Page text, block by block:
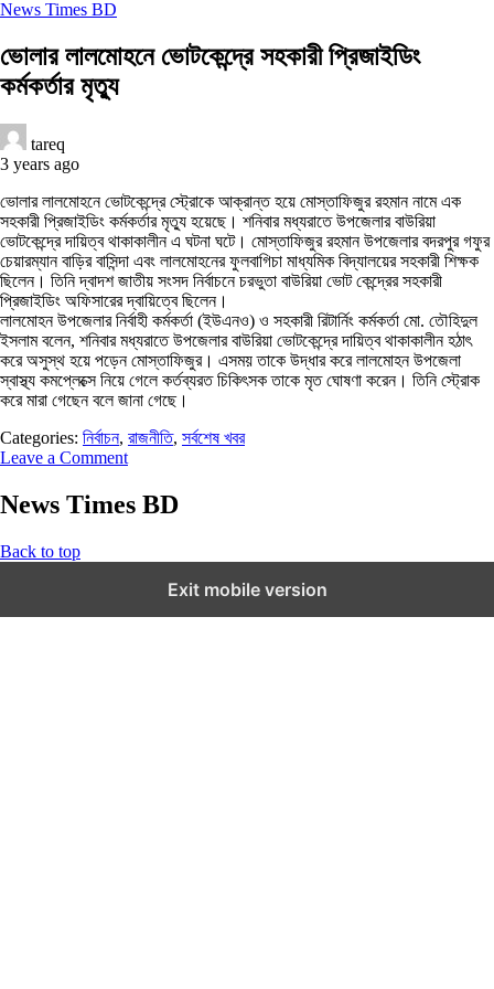
News Times BD
ভোলার লালমোহনে ভোটকেন্দ্রে সহকারী প্রিজাইডিং
কর্মকর্তার মৃত্যু
tareq
3 years ago
ভোলার লালমোহনে ভোটকেন্দ্রে স্ট্রোকে আক্রান্ত হয়ে মোস্তাফিজুর রহমান নামে এক
সহকারী প্রিজাইডিং কর্মকর্তার মৃত্যু হয়েছে। শনিবার মধ্যরাতে উপজেলার বাউরিয়া
ভোটকেন্দ্রে দায়িত্ব থাকাকালীন এ ঘটনা ঘটে। মোস্তাফিজুর রহমান উপজেলার বদরপুর গফুর
চেয়ারম্যান বাড়ির বাসিন্দা এবং লালমোহনের ফুলবাগিচা মাধ্যমিক বিদ্যালয়ের সহকারী শিক্ষক
ছিলেন। তিনি দ্বাদশ জাতীয় সংসদ নির্বাচনে চরভুতা বাউরিয়া ভোট কেন্দ্রের সহকারী
প্রিজাইডিং অফিসারের দ্বায়িত্বে ছিলেন।
লালমোহন উপজেলার নির্বাহী কর্মকর্তা (ইউএনও) ও সহকারী রিটার্নিং কর্মকর্তা মো. তৌহিদুল
ইসলাম বলেন, শনিবার মধ্যরাতে উপজেলার বাউরিয়া ভোটকেন্দ্রে দায়িত্ব থাকাকালীন হঠাৎ
করে অসুস্থ হয়ে পড়েন মোস্তাফিজুর। এসময় তাকে উদ্ধার করে লালমোহন উপজেলা
স্বাস্থ্য কমপ্লেক্সে নিয়ে গেলে কর্তব্যরত চিকিৎসক তাকে মৃত ঘোষণা করেন। তিনি স্ট্রোক
করে মারা গেছেন বলে জানা গেছে।
Categories: নির্বাচন, রাজনীতি, সর্বশেষ খবর
Leave a Comment
News Times BD
Back to top
Exit mobile version